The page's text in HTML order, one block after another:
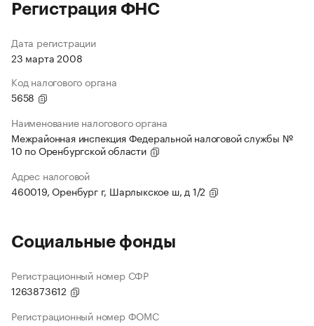
Регистрация ФНС
Дата регистрации
23 марта 2008
Код налогового органа
5658
Наименование налогового органа
Межрайонная инспекция Федеральной налоговой службы №
10 по Оренбургской области
Адрес налоговой
460019, Оренбург г, Шарлыкское ш, д 1/2
Социальные фонды
Регистрационный номер СФР
1263873612
Регистрационный номер ФОМС